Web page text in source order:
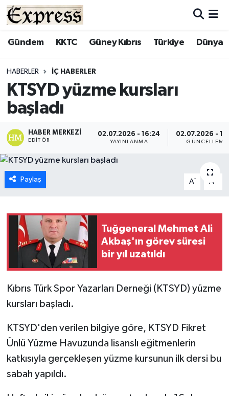
Gündem KKTC Güney Kıbrıs Türkiye Dünya
HABERLER İÇ HABERLER
KTSYD yüzme kursları
başladı
HABER MERKEZI
EDITÖR
02.07.2026 - 16:24
YAYINLANMA
02.07.2026 -
GÜNCELLEME
Paylaş A- A
Tuğgeneral Mehmet Ali
Akbaş'ın görev süresi
bir yıl uzatıldı
Kıbrıs Türk Spor Yazarları Derneği (KTSYD) yüzme
kursları başladı.
KTSYD'den verilen bilgiye göre, KTSYD Fikret
Ünlü Yüzme Havuzunda lisanslı eğitmenlerin
katkısıyla gerçekleşen yüzme kursunun ilk dersi bu
sabah yapıldı.
ALAYKÖY
BİLİM
ÇATALKÖY
DÜNYA
EĞİTİM
ENGLISH
ESENTEPE
GAZİMAĞUSA
GİRNE
GÜNDEM
İÇ HABERLER
Hava Durumu
Süper Lig Puan Durumu ve Fikstür
Tüm Manşetler
Son Dakika Haberleri
Haber Arşivi